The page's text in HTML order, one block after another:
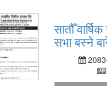
सातौँ
सभा बस्ने